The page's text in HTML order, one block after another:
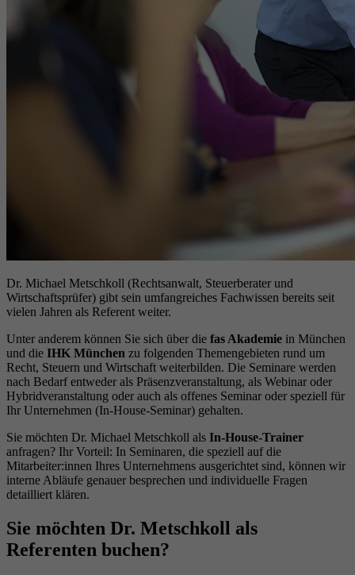
Dr. Michael Metschkoll (Rechtsanwalt, Steuerberater und
Wirtschaftsprüfer) gibt sein umfangreiches Fachwissen bereits seit
vielen Jahren als Referent weiter.
Unter anderem können Sie sich über die fas Akademie in München
und die IHK München zu folgenden Themengebieten rund um
Recht, Steuern und Wirtschaft weiterbilden. Die Seminare werden
nach Bedarf entweder als Präsenzveranstaltung, als Webinar oder
Hybridveranstaltung oder auch als offenes Seminar oder speziell für
Ihr Unternehmen (In-House-Seminar) gehalten.
Sie möchten Dr. Michael Metschkoll als In-House-Trainer
anfragen? Ihr Vorteil: In Seminaren, die speziell auf die
Mitarbeiter:innen Ihres Unternehmens ausgerichtet sind, können wir
interne Abläufe genauer besprechen und individuelle Fragen
detailliert klären.
Sie möchten Dr. Metschkoll als
Referenten buchen?